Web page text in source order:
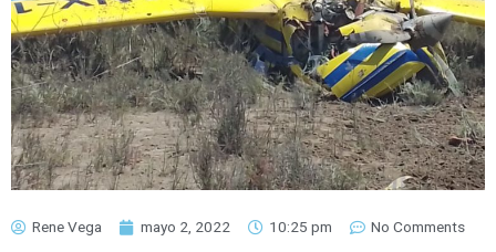
Rene Vega mayo 2, 2022 10:25 pm No Comments